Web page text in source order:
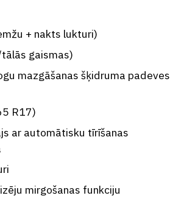
+ nakts lukturi)
gaismas)
mazgāšanas šķidruma padeves
R17)
ar automātisku tīrīšanas
mirgošanas funkciju